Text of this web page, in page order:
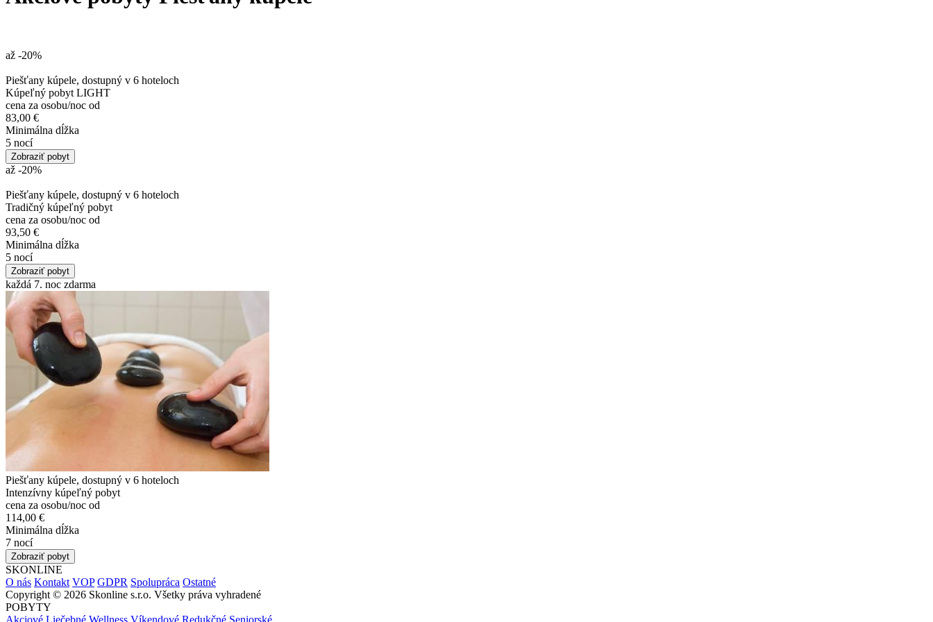
až -20%
Piešťany kúpele, dostupný v 6 hoteloch
Kúpeľný pobyt LIGHT
cena za osobu/noc od
83,00 €
Minimálna dĺžka
5 nocí
Zobraziť pobyt
až -20%
Piešťany kúpele, dostupný v 6 hoteloch
Tradičný kúpeľný pobyt
cena za osobu/noc od
93,50 €
Minimálna dĺžka
5 nocí
Zobraziť pobyt
každá 7. noc zdarma
Piešťany kúpele, dostupný v 6 hoteloch
Intenzívny kúpeľný pobyt
cena za osobu/noc od
114,00 €
Minimálna dĺžka
7 nocí
Zobraziť pobyt
SKONLINE
O nás Kontakt VOP GDPR Spolupráca Ostatné
Copyright © 2026 Skonline s.r.o. Všetky práva vyhradené
POBYTY
Akciové Liečebné Wellness Víkendové Redukčné Seniorské